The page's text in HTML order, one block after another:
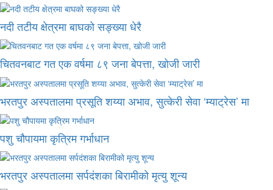
नदी तटीय क्षेत्रमा बाघको सङ्ख्या धेरै
चितवनबाट गत एक वर्षमा ८९ जना बेपत्ता, खोजी जारी
भरतपुर अस्पतालमा प्रसूति शय्या अभाव, सुत्केरी सेवा ‘म्याट्रेस’ मा
पशु चौपायमा कृत्रिम गर्भाधान
भरतपुर अस्पतालमा सर्पदंशका बिरामीको मृत्यु शून्य